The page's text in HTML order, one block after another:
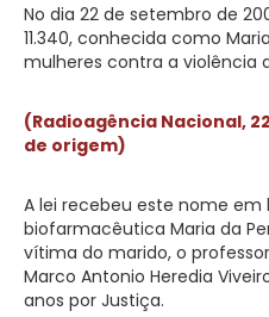
No dia 22 de setembro de
11.340, conhecida como
mulheres contra a violência
(Radioagência Nacional,
de origem)
A lei recebeu este nome
biofarmacêutica Maria da
vítima do marido, o
Marco Antonio Heredia
anos por Justiça.